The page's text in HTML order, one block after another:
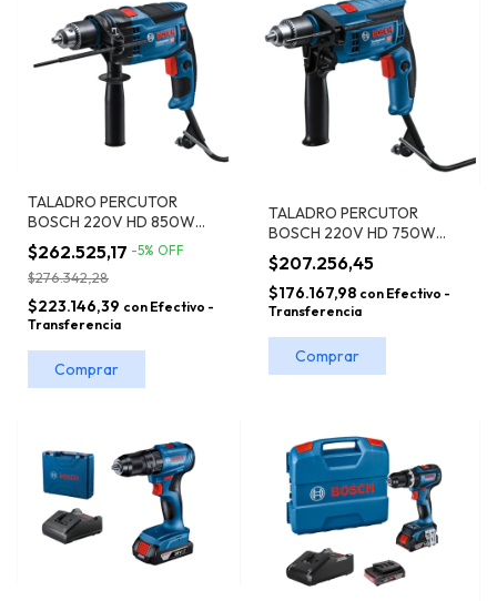
TALADRO PERCUTOR
BOSCH 220V HD 850W
GSB 16 RE
$262.525,17 -5% OFF
$276.342,28
$223.146,39 con Efectivo -
Transferencia
TALADRO PERCUTOR
BOSCH 220V HD 750W
GSB 13 RE REVERSIBLE
$207.256,45
$176.167,98 con Efectivo -
Transferencia